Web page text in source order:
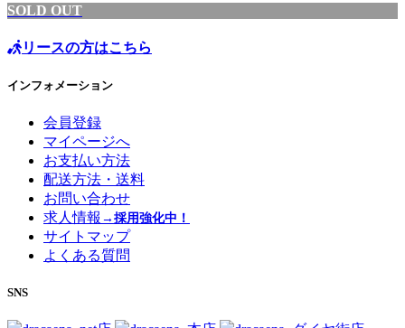
SOLD OUT
リースの方はこちら
インフォメーション
会員登録
マイページへ
お支払い方法
配送方法・送料
お問い合わせ
求人情報 →採用強化中！
サイトマップ
よくある質問
SNS